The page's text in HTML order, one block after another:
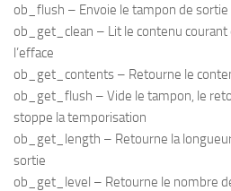
ob_flush – Envoie le tampon de sortie
ob_get_clean – Lit le contenu
l’efface
ob_get_contents – Retourne le
ob_get_flush – Vide le tampon, le
stoppe la temporisation
ob_get_length – Retourne la
sortie
ob_get_level – Retourne le nombre